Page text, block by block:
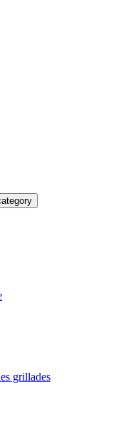
grillades